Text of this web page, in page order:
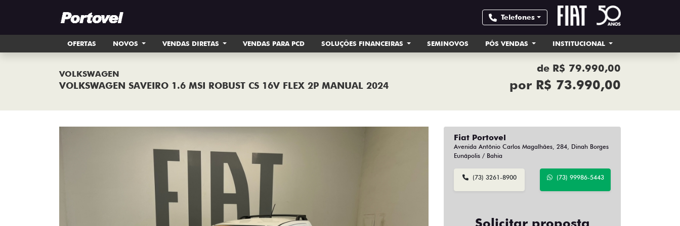
Telefones
OFERTAS NOVOS VENDAS DIRETAS VENDAS PARA PCD SOLUÇÕES FINANCEIRAS SEMINOVOS PÓS VENDAS INSTITUCIONAL
VOLKSWAGEN
VOLKSWAGEN SAVEIRO 1.6 MSI ROBUST CS 16V FLEX 2P MANUAL 2024
de R$ 79.990,00
por R$ 73.990,00
Fiat Portovel
Avenida Antônio Carlos Magalhães, 284, Dinah Borges
Eunápolis / Bahia
(73) 3261-8900 (73) 99986-5443
Solicitar proposta